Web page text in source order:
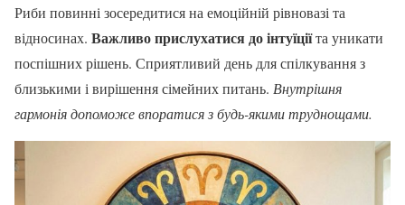
Риби повинні зосередитися на емоційній рівновазі та
відносинах. Важливо прислухатися до інтуїціїта уникати
поспішних рішень. Сприятливий день для спілкування з
близькими і вирішення сімейних питань. Внутрішня
гармонія допоможе впоратися з будь-якими труднощами.